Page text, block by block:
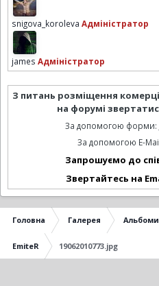
snigova_koroleva Адміністратор
james Адміністратор
З питань розміщення
на форумі
За допомогою форми:
За допомогою E-
Запрошуємо до
Звертайтесь на
Головна Галерея Альбоми
EmiteR 19062010773.jpg